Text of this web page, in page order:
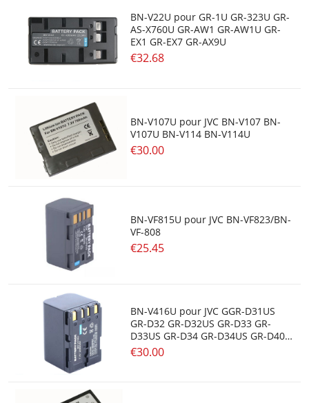
BN-V22U pour GR-1U GR-323U GR-
AS-X760U GR-AW1 GR-AW1U GR-
EX1 GR-EX7 GR-AX9U
€32.68
BN-V107U pour JVC BN-V107 BN-
V107U BN-V114 BN-V114U
€30.00
BN-VF815U pour JVC BN-VF823/BN-
VF-808
€25.45
BN-V416U pour JVC GGR-D31US
GR-D32 GR-D32US GR-D33 GR-
D33US GR-D34 GR-D34US GR-D40
GR-D43 GR-D47
€30.00